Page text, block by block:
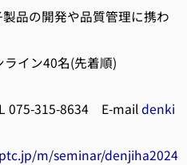
の開発や品質管理に携わ
ン40名(先着順)
315-8634 E-maildenki
m/seminar/denjiha2024